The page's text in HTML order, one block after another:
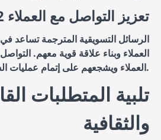
4.2 تعزيز التواصل مع العملاء
الرسائل التسويقية المترجمة تساعد
العملاء وبناء علاقة قوية معهم.
العملاء ويشجعهم على إتمام عمليات الشراء.
والثقافية